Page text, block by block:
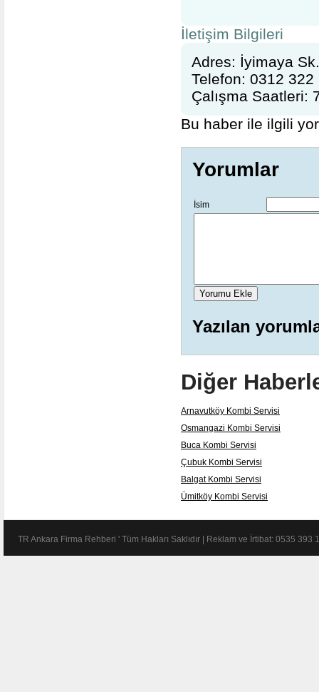
İletişim Bilgileri
Adres: İyimaya
Telefon: 0312 322
Çalışma Saatleri:
Bu haber ile ilgili
Yorumlar
İsim
Yazılan
Diğer
Arnavutköy Kombi Servisi
Osmangazi Kombi Servisi
Buca Kombi Servisi
Çubuk Kombi Servisi
Balgat Kombi Servisi
Ümitköy Kombi Servisi
TR Ankara Firma Rehberi ' Tüm Hakları Saklıdır | Reklam ve İrtibat: 0535 393